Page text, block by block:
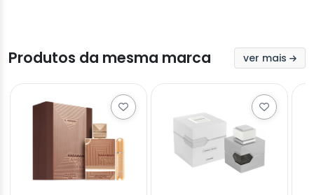
Produtos da mesma marca ver mais